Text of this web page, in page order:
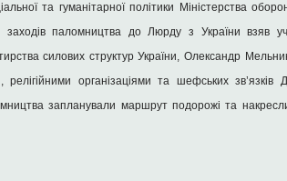
та гуманітарної політики Міністерства
заходів паломництва до Люрду з України взяв
силових структур України, Олександр
організаціями та шефських зв’язків
запланували маршрут подорожі та